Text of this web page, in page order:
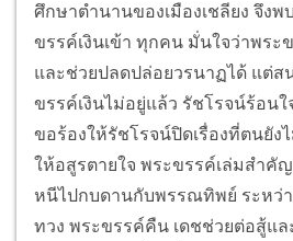
ศึกษาตำนานของเมืองเชลียง จึงพ
ขรรค์เงินเข้า ทุกคน มั่นใจว่าพระ
และช่วยปลดปล่อยวรนาฏได้ แต่ส
ขรรค์เงินไม่อยู่แล้ว รัชโรจน์ร้อน
ขอร้องให้รัชโรจน์ปิดเรื่องที่ตนยัง
ให้อสูรตายใจ พระขรรค์เล่มสำคั
หนีไปกบดานกับพรรณทิพย์ ระหว่
ทวง พระขรรค์คืน เดชช่วยต่อสู้แล